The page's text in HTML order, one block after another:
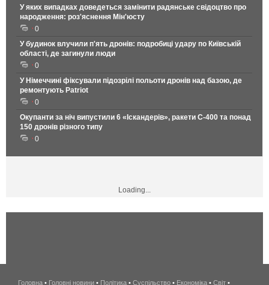
У яких випадках доведеться замінити радянське свідоцтво про
народження: роз'яснення Мін'юсту
0
У будинок влучили п'ять дронів: подробиці удару по Київській
області, де загинули люди
0
У Німеччині фіксували підозрілі польоти дронів над базою, де
ремонтують Patriot
0
Окупанти за ніч випустили 6 «Іскандерів», ракети С-400 та понад
150 дронів різного типу
0
Loading...
беспроводной
Головна • Головні новини • Політика • Суспільство • Економіка • Світ •